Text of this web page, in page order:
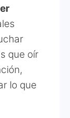
que oír
lo que